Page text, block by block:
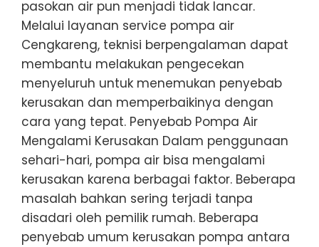
pasokan air pun menjadi tidak lancar.
Melalui layanan service pompa air
Cengkareng, teknisi berpengalaman dapat
membantu melakukan pengecekan
menyeluruh untuk menemukan penyebab
kerusakan dan memperbaikinya dengan
cara yang tepat. Penyebab Pompa Air
Mengalami Kerusakan Dalam penggunaan
sehari-hari, pompa air bisa mengalami
kerusakan karena berbagai faktor. Beberapa
masalah bahkan sering terjadi tanpa
disadari oleh pemilik rumah. Beberapa
penyebab umum kerusakan pompa antara